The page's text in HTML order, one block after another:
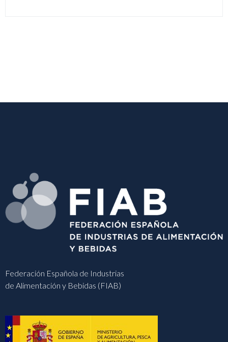
Federación Española de Industrias
de Alimentación y Bebidas (FIAB)